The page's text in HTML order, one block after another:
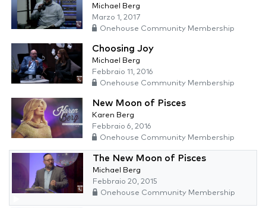
Michael Berg
Marzo 1, 2017
Onehouse Community Membership
Choosing Joy
Michael Berg
Febbraio 11, 2016
Onehouse Community Membership
New Moon of Pisces
Karen Berg
Febbraio 6, 2016
Onehouse Community Membership
The New Moon of Pisces
Michael Berg
Febbraio 20, 2015
Onehouse Community Membership